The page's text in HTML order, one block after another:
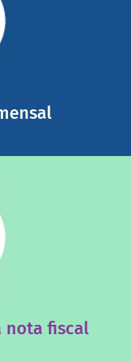
a sua ajuda
nota fiscal